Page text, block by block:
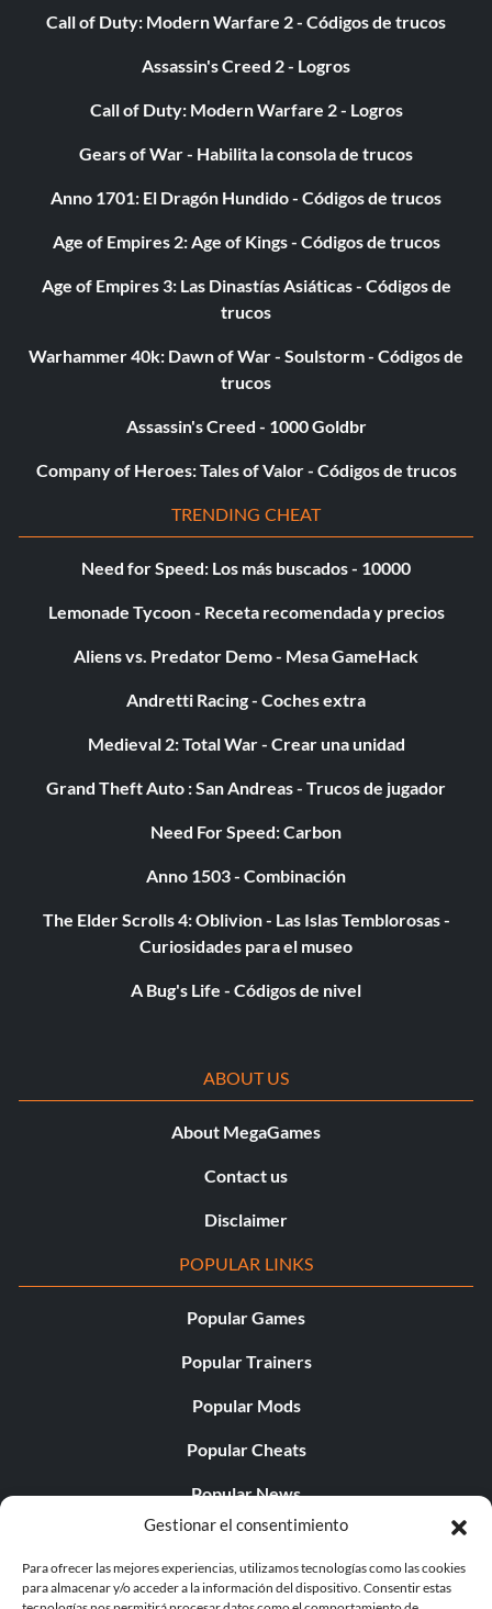
Gestionar el consentimiento
Para ofrecer las mejores experiencias, utilizamos tecnologías como las cookies
para almacenar y/o acceder a la información del dispositivo. Consentir estas
Call of Duty: Modern Warfare 2 - Códigos de trucos
Assassin's Creed 2 - Logros
Call of Duty: Modern Warfare 2 - Logros
Gears of War - Habilita la consola de trucos
Anno 1701: El Dragón Hundido - Códigos de trucos
Age of Empires 2: Age of Kings - Códigos de trucos
Age of Empires 3: Las Dinastías Asiáticas - Códigos de
trucos
Warhammer 40k: Dawn of War - Soulstorm - Códigos de
trucos
Assassin's Creed - 1000 Goldbr
Company of Heroes: Tales of Valor - Códigos de trucos
TRENDING CHEAT
Need for Speed: Los más buscados - 10000
Lemonade Tycoon - Receta recomendada y precios
Aliens vs. Predator Demo - Mesa GameHack
Andretti Racing - Coches extra
Medieval 2: Total War - Crear una unidad
Grand Theft Auto : San Andreas - Trucos de jugador
Need For Speed: Carbon
Anno 1503 - Combinación
The Elder Scrolls 4: Oblivion - Las Islas Temblorosas -
Curiosidades para el museo
A Bug's Life - Códigos de nivel
ABOUT US
About MegaGames
Contact us
Disclaimer
POPULAR LINKS
Popular Games
Popular Trainers
Popular Mods
Popular Cheats
Popular News
Popular Editorials
Popular Free Games